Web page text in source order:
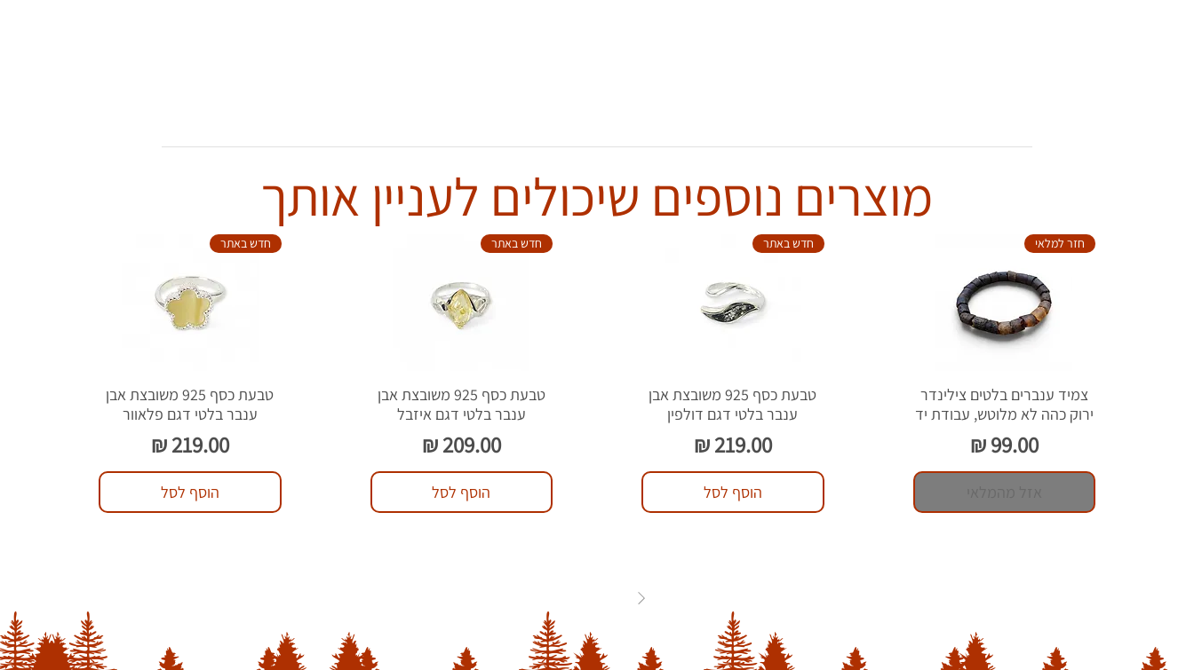
מוצרים נוספים שיכולים לעניין אותך
חזר למלאי
צמיד ענברים בלטים צילינדר
ירוק כהה לא מלוטש, עבודת יד
מחיר‏99.00 ‏₪
חדש באתר
טבעת כסף 925 משובצת אבן
ענבר בלטי דגם דולפין
מחיר‏219.00 ‏₪
הוסף לסל
חדש באתר
טבעת כסף 925 משובצת אבן
ענבר בלטי דגם איזבל
מחיר‏209.00 ‏₪
הוסף לסל
חדש באתר
טבעת כסף 925 משובצת אבן
ענבר בלטי דגם פלאוור
מחיר‏219.00 ‏₪
הוסף לסל